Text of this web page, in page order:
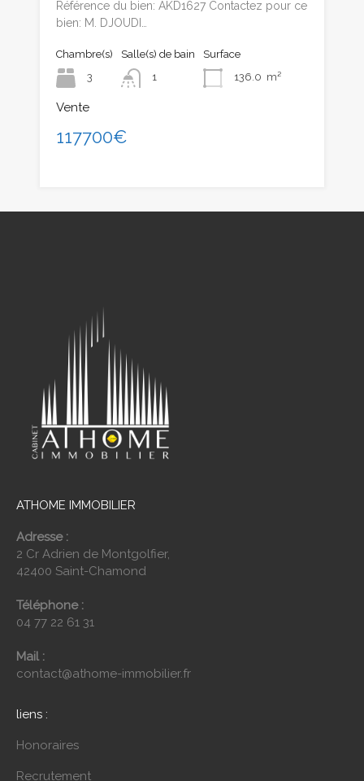
Référence du bien: AKD1627 Contactez pour ce
bien: M. DJOUDI…
Chambre(s)
3
Salle(s) de bain
1
Surface
136.0 m²
Vente
117700€
ATHOME IMMOBILIER
Adresse :
2 Cr Adrien de Montgolfier,
42400 Saint-Chamond
Téléphone :
04 77 22 61 31
Mail :
contact@athome-immobilier.fr
liens :
Honoraires
Recrutement